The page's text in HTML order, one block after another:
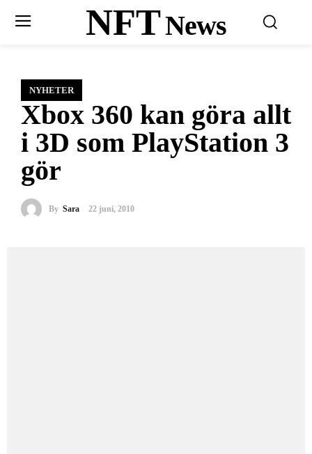
NFTNews
NYHETER
Xbox 360 kan göra allt
i 3D som PlayStation 3
gör
By Sara 22 juni, 2010